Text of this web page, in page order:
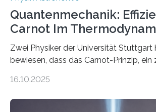
Quantenmechanik:
Carnot Im
Zwei Physiker der Universität Stuttgart
bewiesen, dass das Carnot-Prinzip, ein
Größenordnung von Atomen gilt, deren
16.10.2025